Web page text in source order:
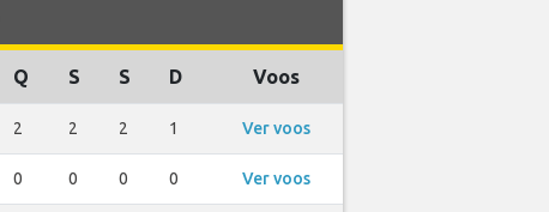
Q S S D Voos
2 2 2 1 Ver voos
0 0 0 0 Ver voos